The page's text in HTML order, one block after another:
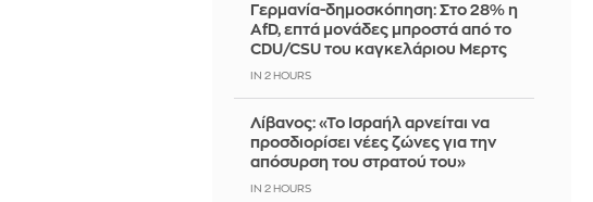
Γερμανία-δημοσκόπηση: Στο 28% η
AfD, επτά μονάδες μπροστά από το
CDU/CSU του καγκελάριου Μερτς
IN 2 HOURS
Λίβανος: «Το Ισραήλ αρνείται να
προσδιορίσει νέες ζώνες για την
απόσυρση του στρατού του»
IN 2 HOURS